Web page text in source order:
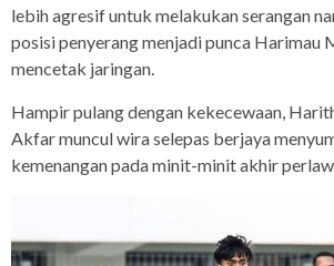
lebih agresif untuk melakukan serangan
posisi penyerang menjadi punca Harimau
mencetak jaringan.
Hampir pulang dengan kekecewaan,
Akfar muncul wira selepas berjaya
kemenangan pada minit-minit akhir